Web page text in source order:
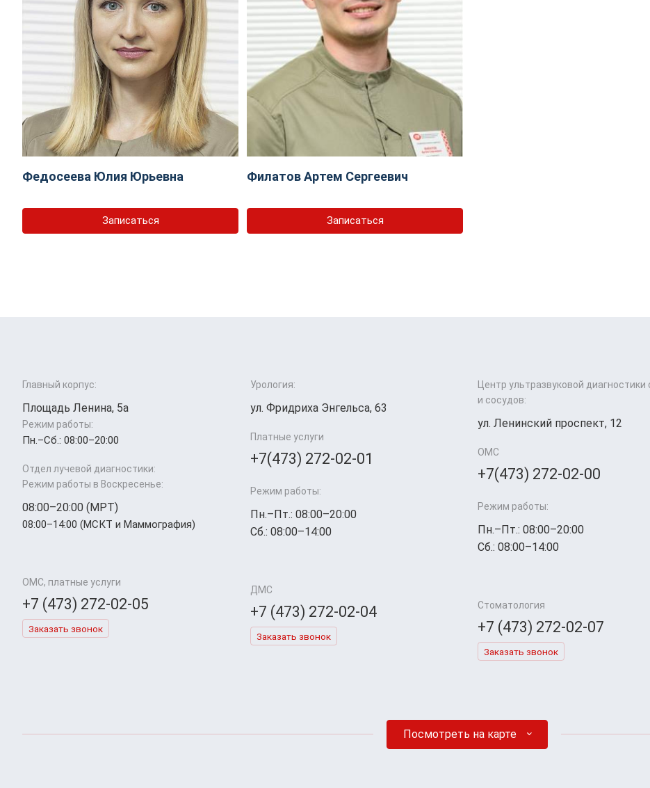
Федосеева Юлия Юрьевна
Записаться
Филатов Артем Сергеевич
Записаться
Главный корпус:
Площадь Ленина, 5а
Режим работы:
Пн.–Cб.: 08:00–20:00
Отдел лучевой диагностики:
Режим работы в Воскресенье:
08:00–20:00 (МРТ)
08:00–14:00 (МСКТ и Маммография)
ОМС, платные услуги
+7 (473) 272-02-05
Заказать звонок
Урология:
ул. Фридриха Энгельса, 63
Платные услуги
+7(473) 272-02-01
Режим работы:
Пн.–Пт.: 08:00–20:00
Сб.: 08:00–14:00
ДМС
+7 (473) 272-02-04
Заказать звонок
Центр ультразвуковой диагностики
и сосудов:
ул. Ленинский проспект, 12
ОМС
+7(473) 272-02-00
Режим работы:
Пн.–Пт.: 08:00–20:00
Сб.: 08:00–14:00
Стоматология
+7 (473) 272-02-07
Заказать звонок
Посмотреть на карте